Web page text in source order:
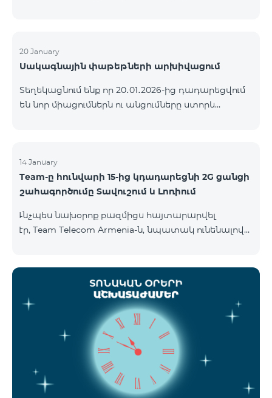
մուլտիպլեքս հեռուստաալիքները հասանելի
կլինեն միայն այն մարզերում, որտեղ դրանց
մարմինների պահանջների։ Այս փոփոխությունը
իրականացվում է հեռուստատեսային հարթակի
ցանկը ըստ մարզեր
20 January
Սակագնային փաթեթների արխիվացում
Տեղեկացնում ենք որ 20․01․2026-ից դադարեցվում
են նոր միացումներն ու անցումները ստորև
14 January
Team-ը հունվարի 15-ից կդադարեցնի 2G ցանցի
շահագործումը Տավուշում և Լոռիում
Ւնչպես նախօրոք բազմիցս հայտարարվել
էր, Team Telecom Armenia-ն, նպատակ ունենալով
կունենա փուլային տարբերակով: Առաջին փուլով
ցանցը կանջատվի Տավուշի և Լոռու մարզերում՝
2026թ.-ի հունվարի 15-ից: Ծառայությունների
անխափան հասանելությունն ապահովելու
նպատակով շարունակում է գործել հատուկ
առաջարկ, որը հնարավորություն է ընձեռում ձեռք
բերել նոր տեխնոլոգիաներով աշխատող բջջային
հեռախոսնե